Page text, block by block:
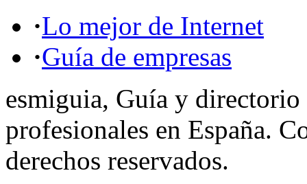
·Lo mejor de Internet
·Guía de empresas
esmiguia, Guía y directorio
profesionales en España.
derechos reservados.